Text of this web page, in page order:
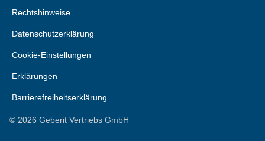
Rechtshinweise
Datenschutzerklärung
Cookie-Einstellungen
Erklärungen
Barrierefreiheitserklärung
© 2026 Geberit Vertriebs GmbH